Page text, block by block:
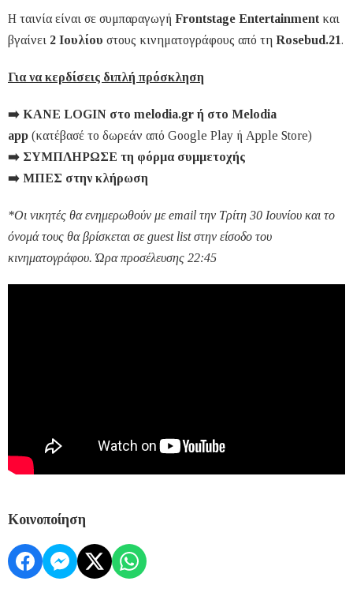
Η ταινία είναι σε συμπαραγωγή Frontstage Entertainment και
βγαίνει 2 Ιουλίου στους κινηματογράφους από τη Rosebud.21.
Για να κερδίσεις διπλή πρόσκληση
➡️ ΚΑΝΕ LOGIN στο melodia.gr ή στο Melodia
app (κατέβασέ το δωρεάν από Google Play ή Apple Store)
➡️ ΣΥΜΠΛΗΡΩΣΕ τη φόρμα συμμετοχής
➡️ ΜΠΕΣ στην κλήρωση
*Οι νικητές θα ενημερωθούν μεemail την Τρίτη 30 Ιουνίου και το
όνομά τους θα βρίσκεται σεguest listστην είσοδο του
κινηματογράφου. Ώρα προσέλευσης 22:45
Κοινοποίηση